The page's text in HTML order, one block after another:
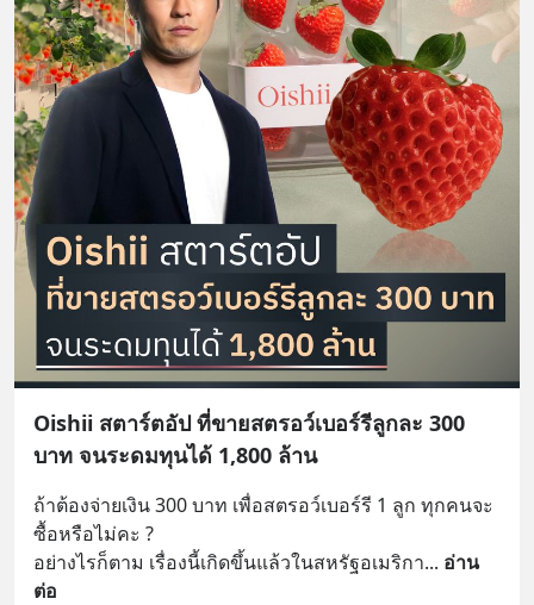
Oishii สตาร์ตอัป ที่ขายสตรอว์เบอร์รีลูกละ 300
บาท จนระดมทุนได้ 1,800 ล้าน
ถ้าต้องจ่ายเงิน 300 บาท เพื่อสตรอว์เบอร์รี 1 ลูก ทุกคนจะ
ซื้อหรือไม่คะ ?
อย่างไรก็ตาม เรื่องนี้เกิดขึ้นแล้วในสหรัฐอเมริกา... อ่าน
ต่อ